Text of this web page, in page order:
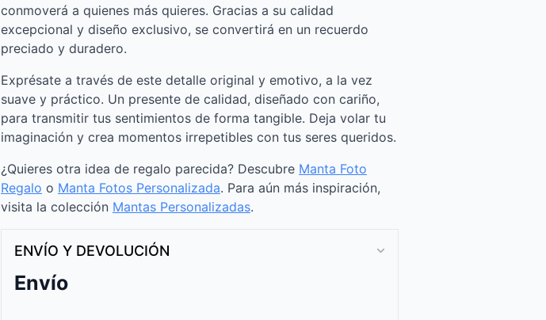
conmoverá a quienes más quieres. Gracias a su calidad
excepcional y diseño exclusivo, se convertirá en un recuerdo
preciado y duradero.
Exprésate a través de este detalle original y emotivo, a la vez
suave y práctico. Un presente de calidad, diseñado con cariño,
para transmitir tus sentimientos de forma tangible. Deja volar tu
imaginación y crea momentos irrepetibles con tus seres queridos.
¿Quieres otra idea de regalo parecida? Descubre Manta Foto
Regalo o Manta Fotos Personalizada. Para aún más inspiración,
visita la colección Mantas Personalizadas.
ENVÍO Y DEVOLUCIÓN
Envío